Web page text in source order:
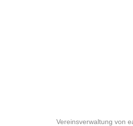
Vereinsverwaltung von